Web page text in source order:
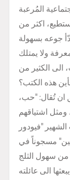
اكثر من
جوعه بسهولة
ولا يمتلك
الى الكثير من
هذه الكتب؟
ان تُقال: "حب،
ومثل اشتياقهم
"فيودور
مسجوناً في
من سهول الثلج
الى عائلته